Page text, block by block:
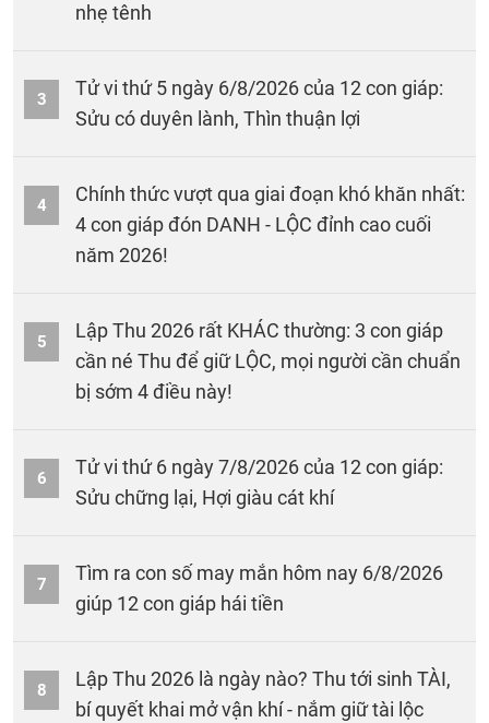
nhẹ tênh
3
Tử vi thứ 5 ngày 6/8/2026 của 12 con giáp:
Sửu có duyên lành, Thìn thuận lợi
4
Chính thức vượt qua giai đoạn khó khăn nhất:
4 con giáp đón DANH - LỘC đỉnh cao cuối
năm 2026!
5
Lập Thu 2026 rất KHÁC thường: 3 con giáp
cần né Thu để giữ LỘC, mọi người cần chuẩn
bị sớm 4 điều này!
6
Tử vi thứ 6 ngày 7/8/2026 của 12 con giáp:
Sửu chững lại, Hợi giàu cát khí
7
Tìm ra con số may mắn hôm nay 6/8/2026
giúp 12 con giáp hái tiền
8
Lập Thu 2026 là ngày nào? Thu tới sinh TÀI,
bí quyết khai mở vận khí - nắm giữ tài lộc